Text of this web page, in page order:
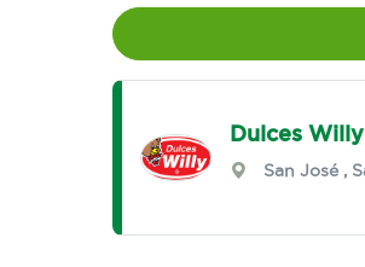
Dulces Willy
San José,